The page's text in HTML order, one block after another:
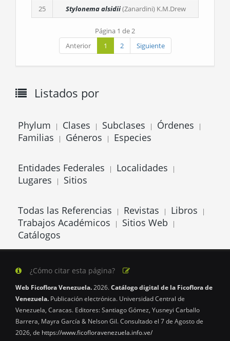
25
Stylonema alsidii(Zanardini) K.M.Drew
Página 1 de 2
Anterior
1 2 Siguiente
Listados por
Phylum | Clases | Subclases | Órdenes |
Familias | Géneros | Especies
Entidades Federales | Localidades |
Lugares | Sitios
Todas las Referencias | Revistas | Libros |
Trabajos Académicos | Sitios Web |
Catálogos
¿Cómo citar esta página?
Web Ficoflora Venezuela.2026.Catálogo digital de la Ficoflora de
Venezuela. Publicación electrónica. Universidad Central de
Venezuela, Caracas. Editores: Santiago Gómez, Yusneyi Carballo
Barrera, Mayra García & Nelson Gil. Consultado el 7 de Agosto de
2026, de https://www.ficofloravenezuela.info.ve/